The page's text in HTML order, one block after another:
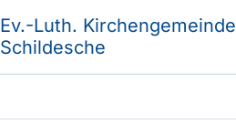
Ev.-Luth. Kirchengemeinde
Schildesche